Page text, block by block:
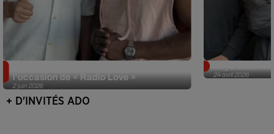
2 juin 2026
l'occasion de « Radio Love »
24 avril 2026
+ D'INVITÉS ADO